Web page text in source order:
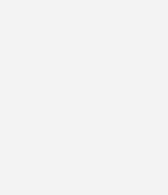
und eine Abmeldung ist
mit Daten finden Sie